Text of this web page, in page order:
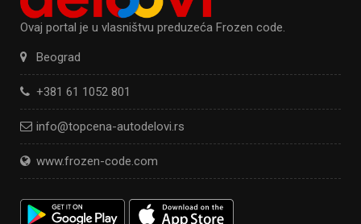
Ovaj portal je u vlasništvu preduzeća Frozen code.
Beograd
+381 61 1052 801
info@topcena-autodelovi.rs
www.frozen-code.com